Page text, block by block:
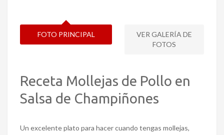
FOTO PRINCIPAL
VER GALERÍA DE
FOTOS
Receta Mollejas de Pollo en
Salsa de Champiñones
Un excelente plato para hacer cuando tengas mollejas,